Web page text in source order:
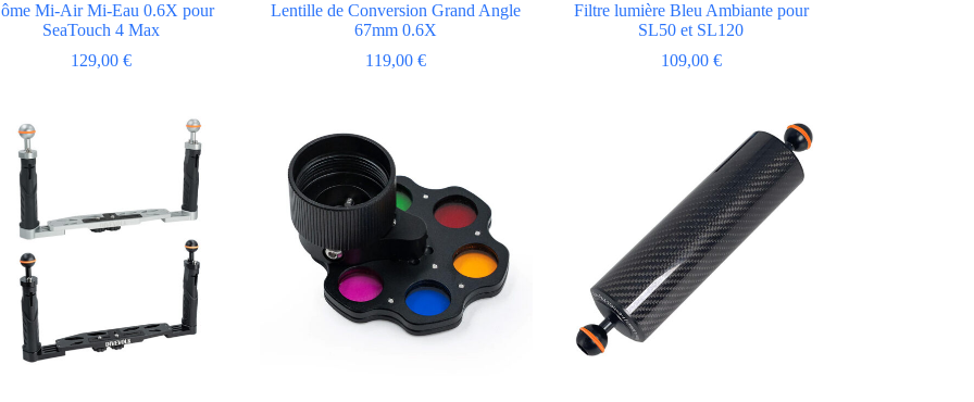
Mi-Air Mi-Eau 0.6X pour
SeaTouch 4 Max
129,00 €
Lentille de Conversion Grand Angle
67mm 0.6X
119,00€
Filtre lumière Bleu Ambiante pour
SL50 et SL120
109,00 €